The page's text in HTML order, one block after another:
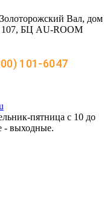
Вал, дом
107, БЦ AU-ROOM
101-6047
пятница с 10 до
- выходные.